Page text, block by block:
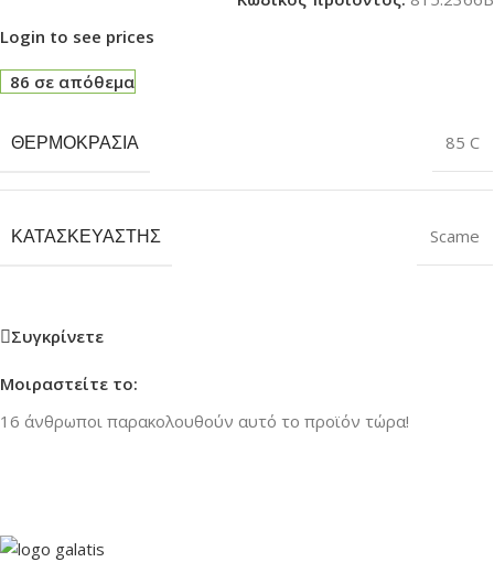
Login to see prices
86 σε απόθεμα
ΘΕΡΜΟΚΡΑΣΊΑ 85 C
ΚΑΤΑΣΚΕΥΑΣΤΉΣ Scame
Συγκρίνετε
Μοιραστείτε το:
16 άνθρωποι παρακολουθούν αυτό το προϊόν τώρα!